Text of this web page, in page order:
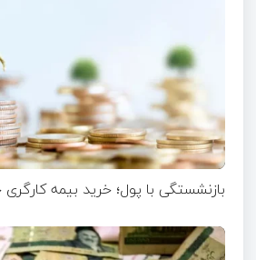
بازنشستگی با پول؛ خرید بیمه